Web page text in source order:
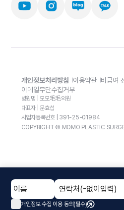
개인정보처리방침 이용약관 비급여
이메일무단수집거부
병원명 | 모모毛毛의원
대표자 | 문효섭
사업자등록번호 | 391-25-01984
COPYRIGHT © MOMO PLASTIC
개인정보 수집 이용 동의(필수)